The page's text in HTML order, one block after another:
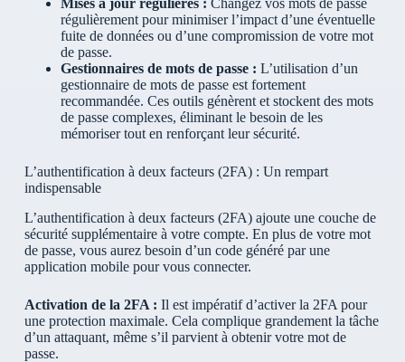
régulièrement pour minimiser l’impact d’une éventuelle
fuite de données ou d’une compromission de votre mot
de passe.
Gestionnaires de mots de passe : L’utilisation d’un
gestionnaire de mots de passe est fortement
recommandée. Ces outils génèrent et stockent des mots
de passe complexes, éliminant le besoin de les
mémoriser tout en renforçant leur sécurité.
L’authentification à deux facteurs (2FA) : Un rempart
indispensable
L’authentification à deux facteurs (2FA) ajoute une couche de
sécurité supplémentaire à votre compte. En plus de votre mot
de passe, vous aurez besoin d’un code généré par une
application mobile pour vous connecter.
Activation de la 2FA : Il est impératif d’activer la 2FA pour
une protection maximale. Cela complique grandement la tâche
d’un attaquant, même s’il parvient à obtenir votre mot de
passe.